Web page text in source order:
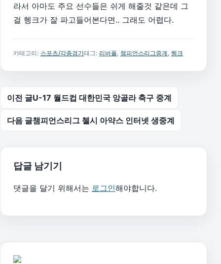
라서 아마도 주요 선수들은 쉬게 해줄것 같은데 그
걸 헹크가 잘 파고들어본다면.. 그래도 어렵다.
카테고리: 스포츠/각종경기태그: 리버풀 챔피언스리그중계 헹크
글 탐색
이전 글U-17 월드컵 대한민국 앙골라 축구 중계
다음 글챔피언스리그 첼시 아약스 인터넷 생중계
답글 남기기
댓글을 달기 위해서는 로그인해야합니다.